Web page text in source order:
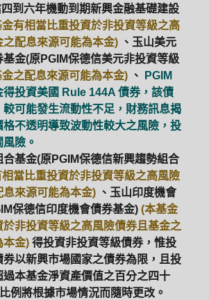
到六年機動到期新興金融基礎建設
有相當比重投資於非投資等級之高
之配息來源可能為本金) 、玉山美元
基金(原PGIM保德信美元非投資等級
之配息來源可能為本金) 、
PGIM
得投資美國 Rule 144A 債券，該債
可能發生流動性不足，財務訊息揭
格不透明導致波動性較大之風險，投
險。
合基金(原PGIM保德信新興趨勢組合
當比重投資於非投資等級之高風險
來源可能為本金) 、玉山印度機會
保德信印度機會債券基金) (本基金
非投資等級之高風險債券且基金之
本金) 得投資非投資等級債券，惟投
以新興市場國家之債券為限，且投
本基金淨資產價值之百分之四十
例將根據市場情況而隨時更改。